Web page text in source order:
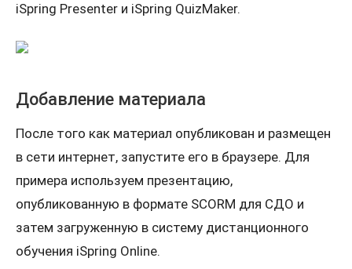
iSpring Presenter и iSpring QuizMaker.
Добавление материала
После того как материал опубликован и размещен
в сети интернет, запустите его в браузере. Для
примера используем презентацию,
опубликованную в формате SCORM для СДО и
затем загруженную в систему дистанционного
обучения iSpring Online.